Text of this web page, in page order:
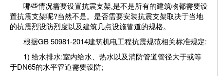
哪些情况需要设置抗震支架,是不是所有的建筑物都需要设
置抗震支架呢?当然不是。是否需要安装抗震支架取决于当地
的抗震烈设防烈度以及建筑几点设施管道的规格。
根据GB 50981-2014建筑机电工程抗震规范相关标准规定:
1) 给水排水:室内给水、热水以及消防管道管径大于或等
于DN65的水平管道需要设防;